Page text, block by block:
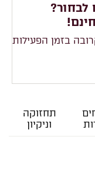
לבחור?
בזמן הפעילות
תחזוקה
וניקיון